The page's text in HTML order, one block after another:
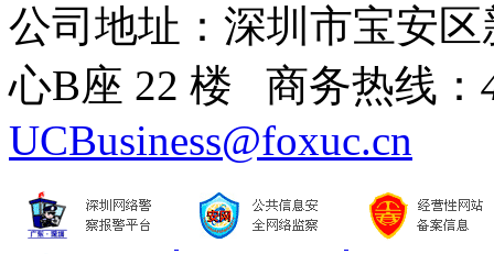
公司地址：深圳市宝安
心B座 22 楼 商务热线：
UCBusiness@foxuc.cn